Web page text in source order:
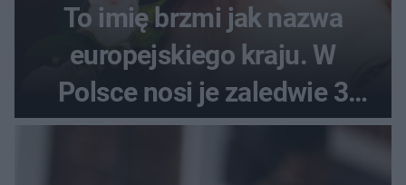
To imię brzmi jak nazwa
europejskiego kraju. W
Polsce nosi je zaledwie 3
kobiety